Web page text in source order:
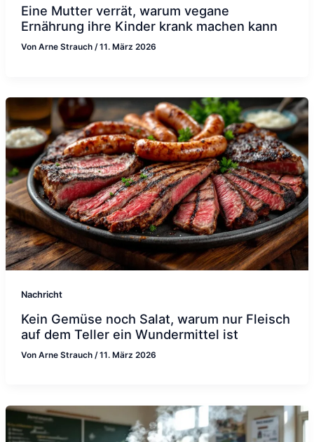
Eine Mutter verrät, warum vegane
Ernährung ihre Kinder krank machen kann
Von Arne Strauch /11. März 2026
Nachricht
Kein Gemüse noch Salat, warum nur Fleisch
auf dem Teller ein Wundermittel ist
Von Arne Strauch /11. März 2026